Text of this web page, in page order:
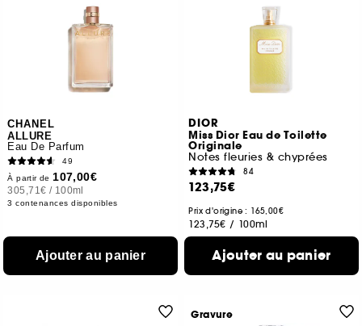
CHANEL
ALLURE
Eau De Parfum
49
À partir de 107,00€
305,71€ / 100ml
3 contenances disponibles
Ajouter au panier
DIOR
Miss Dior Eau de Toilette
Originale
Notes fleuries & chyprées
84
123,75€
Prix d'origine : 165,00€
123,75€ / 100ml
Ajouter au panier
Gravure